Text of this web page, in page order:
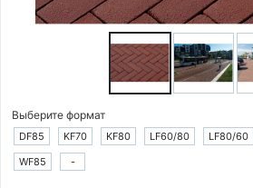
Выберите формат
DF85 KF70 KF80 LF60/80 LF80/60
WF85
-